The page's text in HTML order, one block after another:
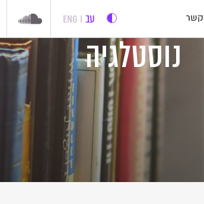
קשר עב ENG
נוסטלגיה